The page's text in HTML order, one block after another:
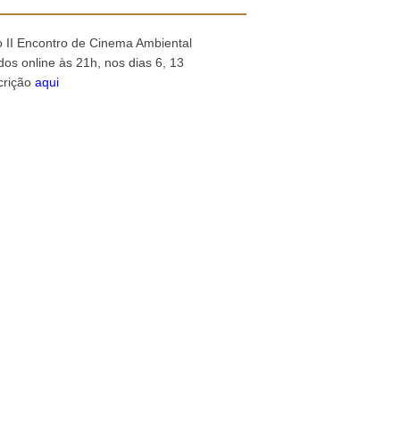
Encontro de Cinema Ambiental
online às 21h, nos dias 6, 13
aqui